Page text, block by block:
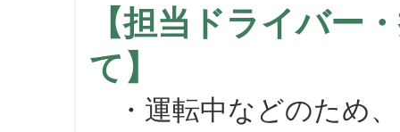
【担当ドライバー
て】
・運転中などのため